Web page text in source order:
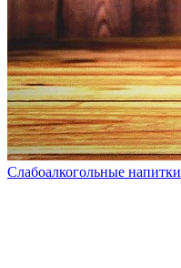
Слабоалкогольные напитки